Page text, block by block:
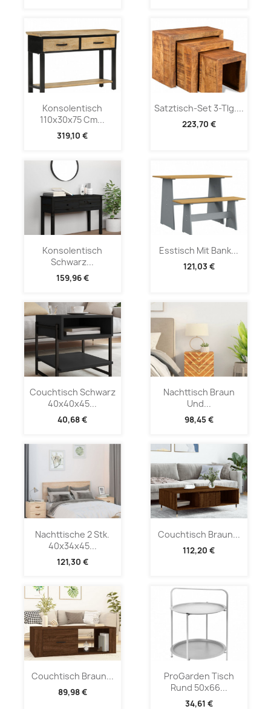
Konsolentisch
110x30x75 Cm...
319,10 €
Satztisch-Set 3-Tlg....
223,70 €
Konsolentisch
Schwarz...
159,96 €
Esstisch Mit Bank...
121,03 €
Couchtisch Schwarz
40x40x45...
40,68 €
Nachttisch Braun
Und...
98,45 €
Nachttische 2 Stk.
40x34x45...
121,30 €
Couchtisch Braun...
112,20 €
Couchtisch Braun...
89,98 €
ProGarden Tisch
Rund 50x66...
34,61 €